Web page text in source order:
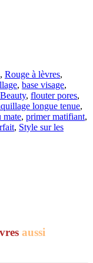
, Rouge à lèvres,
, base visage,
, flouter pores,
longue tenue,
mate, primer matifiant,
, Style sur les
aussi